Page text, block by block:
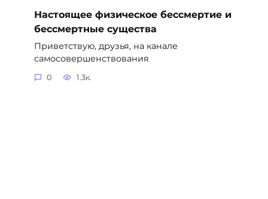
Настоящее физическое бессмертие и
бессмертные существа
Приветствую, друзья, на канале
самосовершенствования
0 1.3к.